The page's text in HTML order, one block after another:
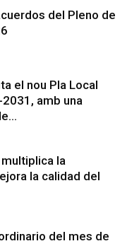
del Pleno de
el nou Pla Local
amb una
la
la calidad del
del mes de